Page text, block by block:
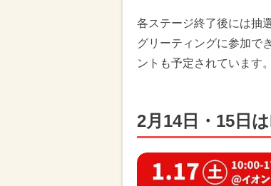
各ステージ終了後には抽
グリーティングに参加で
ントも予定されています。
2月14日・15日